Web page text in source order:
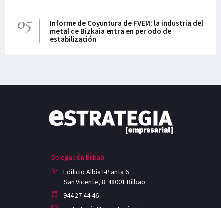
05
Informe de Coyuntura de FVEM: la industria del
metal de Bizkaia entra en periodo de
estabilización
Delegación Bilbao
Edificio Albia I-Planta 6
San Vicente, 8. 48001 Bilbao
944 27 44 46